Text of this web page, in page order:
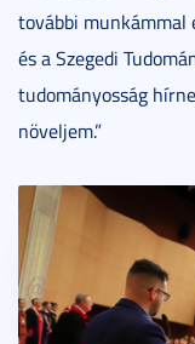
további munkámmal
és a Szegedi
tudományosság
növeljem.”